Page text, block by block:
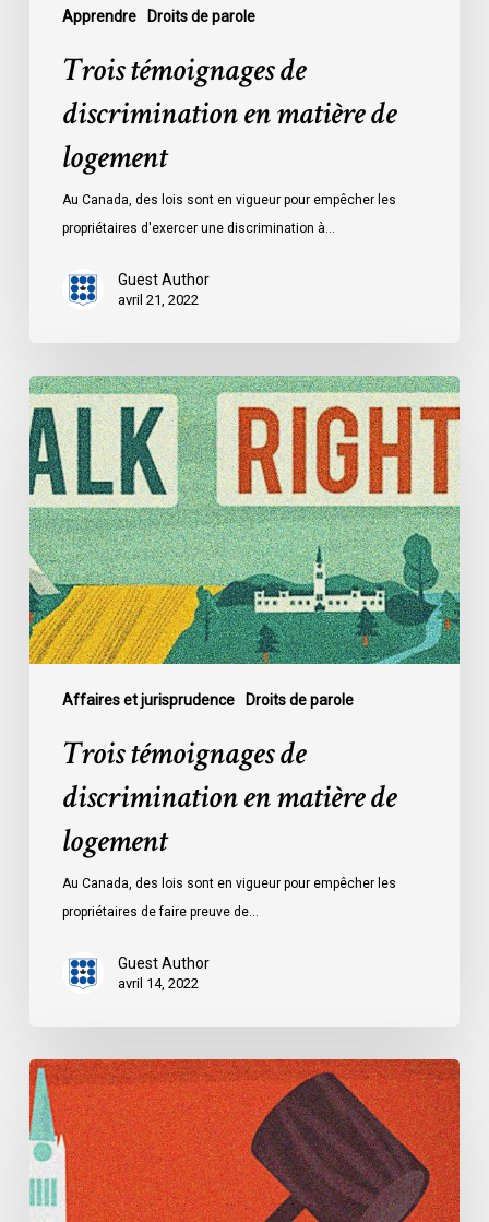
Apprendre Droits de parole
Trois témoignages de
discrimination en matière de
logement
Au Canada, des lois sont en vigueur pour empêcher les
propriétaires d'exercer une discrimination à…
Guest Author
avril 21, 2022
Affaires et jurisprudence Droits de parole
Trois
témoignages
de
discrimination
en
matière
de
logement
Trois témoignages de
discrimination en matière de
logement
Au Canada, des lois sont en vigueur pour empêcher les
propriétaires de faire preuve de…
Guest Author
avril 14, 2022
Dossier
:
La
loi
controversée
de